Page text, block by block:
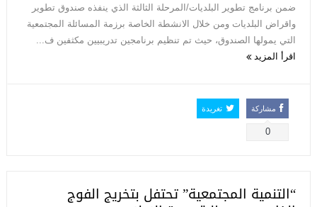
ضمن برنامج تطوير البلديات/المرحلة الثالثة الذي ينفذه صندوق تطوير
واقراض البلديات ومن خلال الانشطة الخاصة برزمة المسائلة المجتمعية
التي يمولها الصندوق، حيث تم تنظيم برنامجين تدريبيين مكثفين ف...
اقرأ المزيد
مشاركة
0
تغريدة
“التنمية المجتمعية” تحتفل بتخريج الفوج